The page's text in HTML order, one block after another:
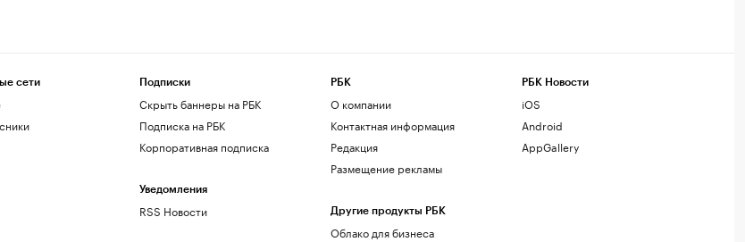
сети Подписки
Скрыть баннеры на РБК
Подписка на РБК
Корпоративная подписка
Уведомления
RSS Новости
РБК
О компании
Контактная информация
Редакция
Размещение рекламы
Другие продукты РБК
Облако для бизнеса
РБК Новости
iOS
Android
AppGallery